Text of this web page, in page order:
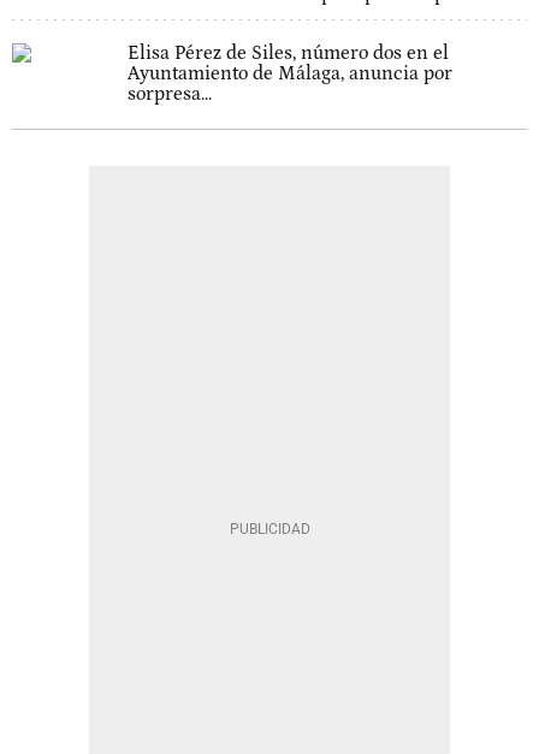
Elisa Pérez de Siles, número dos en el
Ayuntamiento de Málaga, anuncia por
sorpresa...